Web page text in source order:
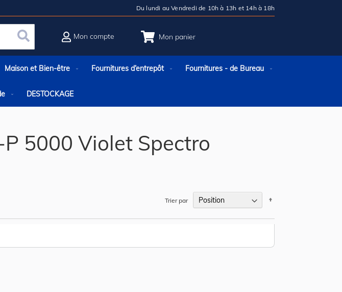
Du lundi au Vendredi de 10h à 13h et 14h à 18h
Mon panier
Rechercher
Mon compte
Maison et Bien-être Fournitures d’entrepôt Fournitures - de Bureau
DESTOCKAGE
P 5000 Violet Spectro
Trier par